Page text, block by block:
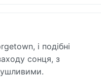
і подібні
сонця, з